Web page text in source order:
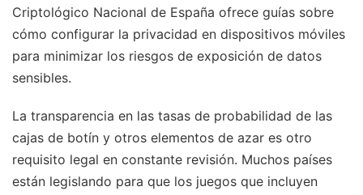
Criptológico Nacional de España ofrece guías sobre
cómo configurar la privacidad en dispositivos móviles
para minimizar los riesgos de exposición de datos
sensibles.
La transparencia en las tasas de probabilidad de las
cajas de botín y otros elementos de azar es otro
requisito legal en constante revisión. Muchos países
están legislando para que los juegos que incluyen